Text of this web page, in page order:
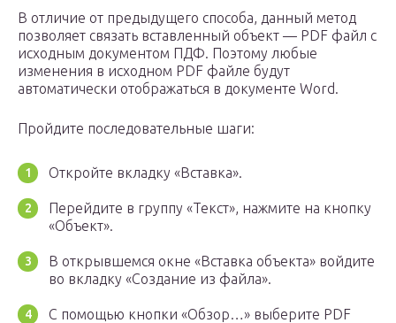
В отличие от предыдущего способа, данный метод
позволяет связать вставленный объект — PDF файл с
исходным документом ПДФ. Поэтому любые
изменения в исходном PDF файле будут
автоматически отображаться в документе Word.
Пройдите последовательные шаги:
Откройте вкладку «Вставка».
Перейдите в группу «Текст», нажмите на кнопку
«Объект».
В открывшемся окне «Вставка объекта» войдите
во вкладку «Создание из файла».
С помощью кнопки «Обзор…» выберите PDF